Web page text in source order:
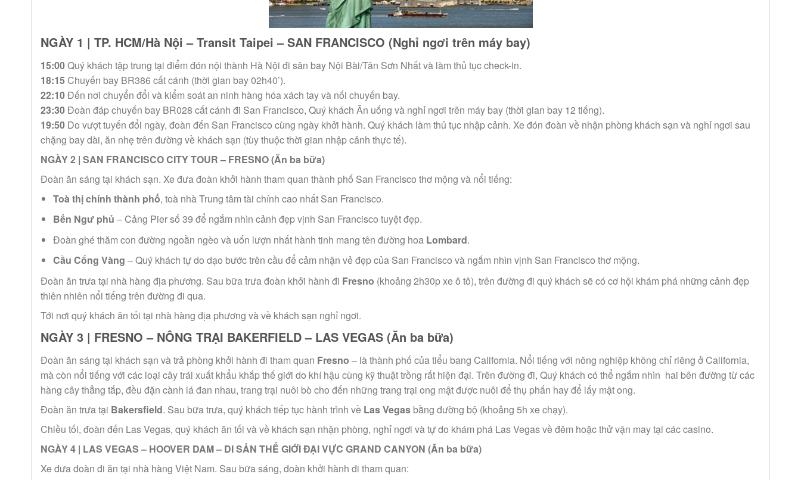
NGÀY 1 | TP. HCM/Hà Nội – Transit Taipei – SAN FRANCISCO (Nghỉ ngơi trên máy bay)
15:00Quý khách tập trung tại điểm đón nội thành Hà Nội đi sân bay Nội Bài/Tân Sơn Nhất và làm thủ tục check-in.
18:15Chuyến bay BR386 cất cánh (thời gian bay 02h40’).
22:10Đến nơi chuyển đổi và kiểm soát an ninh hàng hóa xách tay và nối chuyến bay.
23:30Đoàn đáp chuyến bay BR028 cất cánh đi San Francisco, Quý khách Ăn uống và nghỉ ngơi trên máy bay (thời gian bay 12 tiếng).
19:50 Do vượt tuyến đổi ngày, đoàn đến San Francisco cùng ngày khởi hành. Quý khách làm thủ tục nhập cảnh. Xe đón đoàn về nhận phòng khách sạn và nghỉ ngơi sau
chặng bay dài, ăn nhẹ trên đường về khách sạn (tùy thuộc thời gian nhập cảnh thực tế).
NGÀY 2 | SAN FRANCISCO CITY TOUR – FRESNO (Ăn ba bữa)
Đoàn ăn sáng tại khách sạn. Xe đưa đoàn khởi hành tham quan thành phố San Francisco thơ mộng và nổi tiếng:
Toà thị chính thành phố, toà nhà Trung tâm tài chính cao nhất San Francisco.
Bến Ngư phủ – Cảng Pier số 39 để ngắm nhìn cảnh đẹp vịnh San Francisco tuyệt đẹp.
Đoàn ghé thăm con đường ngoằn ngèo và uốn lượn nhất hành tinh mang tên đường hoa Lombard.
Cầu Cổng Vàng – Quý khách tự do dạo bước trên cầu để cảm nhận vẻ đẹp của San Francisco và ngắm nhìn vịnh San Francisco thơ mộng.
Đoàn ăn trưa tại nhà hàng địa phương. Sau bữa trưa đoàn khởi hành đi Fresno (khoảng 2h30p xe ô tô), trên đường đi quý khách sẽ có cơ hội khám phá những cảnh đẹp
thiên nhiên nổi tiếng trên đường đi qua.
Tới nơi quý khách ăn tối tại nhà hàng địa phương và về khách sạn nghỉ ngơi.
NGÀY 3 | FRESNO – NÔNG TRẠI BAKERFIELD – LAS VEGAS (Ăn ba bữa)
Đoàn ăn sáng tại khách sạn và trả phòng khởi hành đi tham quan Fresno – là thành phố của tiểu bang California. Nổi tiếng với nông nghiệp không chỉ riêng ở California,
mà còn nổi tiếng với các loại cây trái xuất khẩu khắp thế giới do khí hậu cùng kỹ thuật trồng rất hiện đại. Trên đường đi, Quý khách có thể ngắm nhìn hai bên đường từ các
hàng cây thẳng tắp, đều đặn cành lá đan nhau, trang trại nuôi bò cho đến những trang trại ong mật được nuôi để thụ phấn hay để lấy mật ong.
Đoàn ăn trưa tại Bakersfield. Sau bữa trưa, quý khách tiếp tục hành trình về Las Vegas bằng đường bộ (khoảng 5h xe chạy).
Chiều tối, đoàn đến Las Vegas, quý khách ăn tối và về khách sạn nhận phòng, nghỉ ngơi và tự do khám phá Las Vegas về đêm hoặc thử vận may tại các casino.
NGÀY 4 | LAS VEGAS – HOOVER DAM – DI SẢN THẾ GIỚI ĐẠI VỰC GRAND CANYON (Ăn ba bữa)
Xe đưa đoàn đi ăn tại nhà hàng Việt Nam. Sau bữa sáng, đoàn khởi hành đi tham quan: